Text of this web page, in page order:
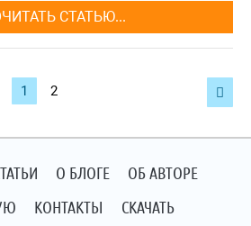
СТАТЬЮ...
1 2 
О БЛОГЕ
ОБ АВТОРЕ
КОНТАКТЫ СКАЧАТЬ